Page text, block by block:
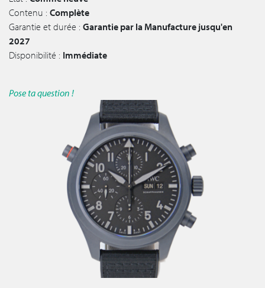
Contenu : Complète
Garantie et durée : Garantie par la Manufacture jusqu'en
2027
Disponibilité : Immédiate
Pose ta question !